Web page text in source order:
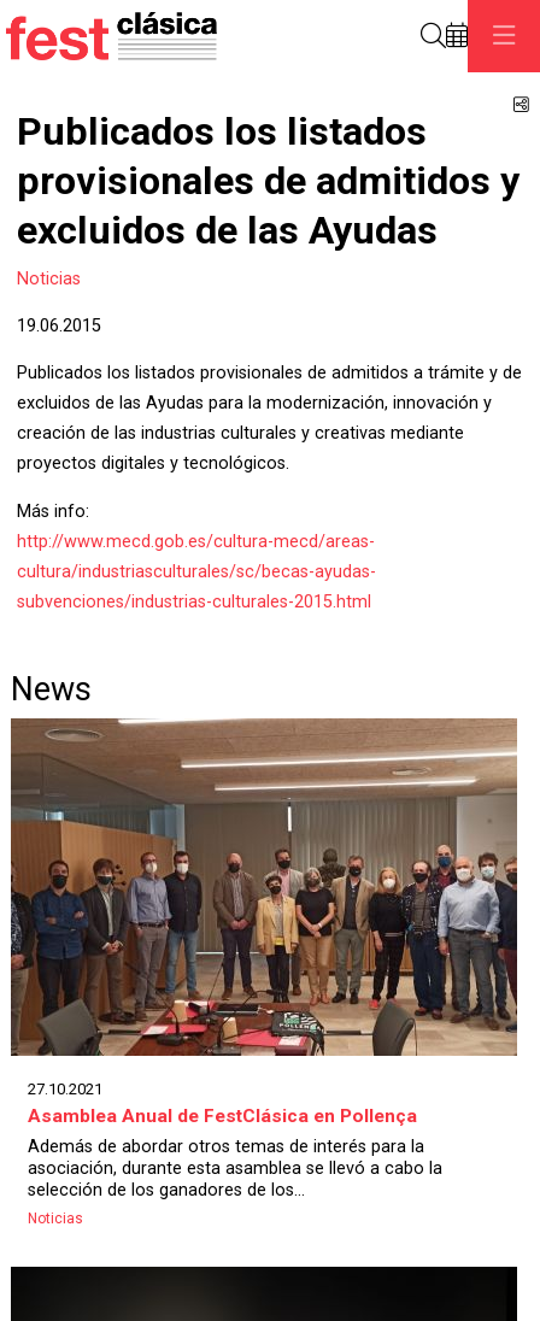
Publicados los listados
provisionales de admitidos y
excluidos de las Ayudas
Noticias
19.06.2015
Publicados los listados provisionales de admitidos a trámite y de
excluidos de las Ayudas para la modernización, innovación y
creación de las industrias culturales y creativas mediante
proyectos digitales y tecnológicos.
Más info:
http://www.mecd.gob.es/cultura-mecd/areas-
cultura/industriasculturales/sc/becas-ayudas-
subvenciones/industrias-culturales-2015.html
News
27.10.2021
Asamblea Anual de FestClásica en Pollença
Además de abordar otros temas de interés para la
asociación, durante esta asamblea se llevó a cabo la
selección de los ganadores de los...
Noticias